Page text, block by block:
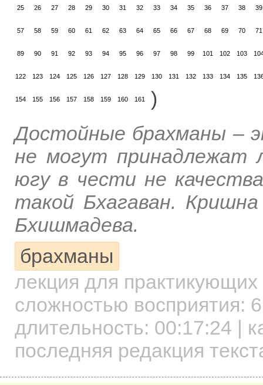
25 26 27 28 29 30 31 32 33 34 35 36 37 38 39
57 58 59 60 61 62 63 64 65 66 67 68 69 70 71
89 90 91 92 93 94 95 96 97 98 99 101 102 103
122 123 124 125 126 127 128 129 130 131 132 133 134 135
154 155 156 157 158 159 160 161
)
Достойные брахманы –
не могут принадлежат
югу в чести не
такой Бхагаван.
Бхишмадева.
брахманы
лекция для практикующих
сложностью восприятия: 6
длительность: 00:17:24 |
последняя редакция